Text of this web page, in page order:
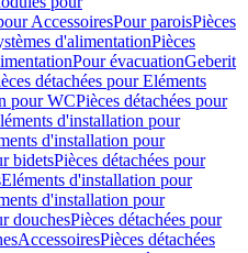
AccessoiresPour paroisPièces
d'alimentationPièces
Pour évacuationGeberit
détachées pour Eléments
pour WCPièces détachées pour
d'installation pour
d'installation pour
bidetsPièces détachées pour
Eléments d'installation pour
d'installation pour
douchesPièces détachées pour
AccessoiresPièces détachées